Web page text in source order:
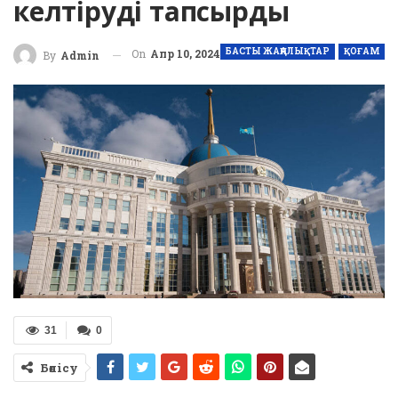
келтіруді тапсырды
БАСТЫ ЖАҢАЛЫҚТАР ҚОҒАМ
By Admin On Апр 10, 2024
0
31
Бөлісу